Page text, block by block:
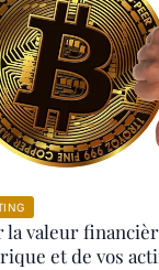
la valeur
et de vos